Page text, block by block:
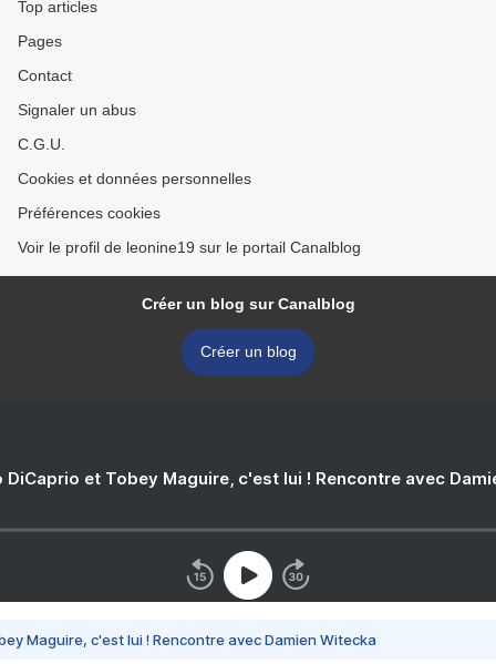
Top articles
Pages
Contact
Signaler un abus
C.G.U.
Cookies et données personnelles
Préférences cookies
Voir le profil de leonine19 sur le portail Canalblog
Créer un blog sur Canalblog
Créer un blog
DiCaprio et Tobey Maguire, c'est lui ! Rencontre avec
Maguire, c'est lui ! Rencontre avec Damien Witecka